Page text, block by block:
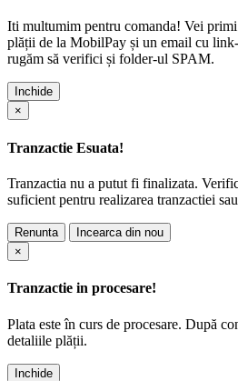
Iti multumim pentru comanda! Vei
plății de la MobilPay și un email cu
rugăm să verifici și folder-ul SPAM.
Inchide
×
Tranzactie Esuata!
Tranzactia nu a putut fi finalizata.
suficient pentru realizarea tranzactiei
Renunta
Incearca din nou
×
Tranzactie in procesare!
Plata este în curs de procesare. După
detaliile plății.
Inchide